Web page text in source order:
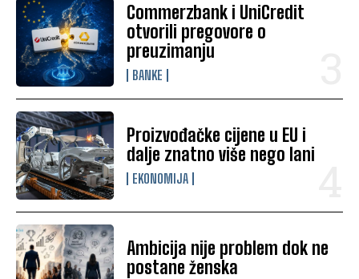
Commerzbank i UniCredit
otvorili pregovore o
preuzimanju
BANKE
Proizvođačke cijene u EU i
dalje znatno više nego lani
EKONOMIJA
Ambicija nije problem dok ne
postane ženska